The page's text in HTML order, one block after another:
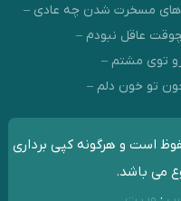
های مسخرت شدن چه عادی –
عاقل نبودم –
توی مشتم –
تو خون دلم –
است و هرگونه کپی برداری
می باشد.